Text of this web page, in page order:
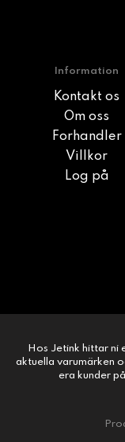
Information
Kontakt os
Om oss
Forhandler
Villkor
Log på
Hos Jetink hittar ni
aktuella varumärken
era kunder